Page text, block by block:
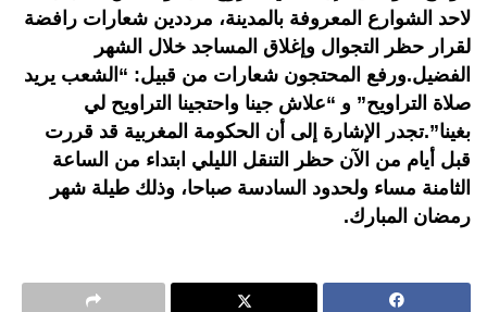
لاحد الشوارع المعروفة بالمدينة، مرددين شعارات رافضة
لقرار حظر التجوال وإغلاق المساجد خلال الشهر
الفضيل.ورفع المحتجون شعارات من قبيل: “الشعب يريد
صلاة التراويح” و “علاش جينا واحتجينا التراويح لي
بغينا”.تجدر الإشارة إلى أن الحكومة المغربية قد قررت
قبل أيام من الآن حظر التنقل الليلي ابتداء من الساعة
الثامنة مساء ولحدود السادسة صباحا، وذلك طيلة شهر
رمضان المبارك.